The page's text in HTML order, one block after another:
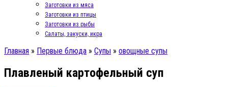
Заготовки из мяса
Заготовки из птицы
Заготовки из рыбы
Салаты, закуски, икра
Главная » Первые блюда » Супы » овощные супы
Плавленый картофельный суп